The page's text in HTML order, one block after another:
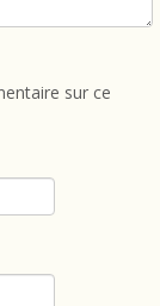
sur ce